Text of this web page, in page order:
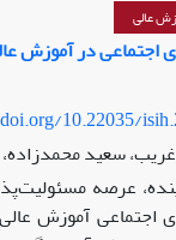
خارج از
واقعی جامعه به
عالی
در آموزش
10.22035/
غریب، سعید
عرصهٔ
اجتماعی آموزش